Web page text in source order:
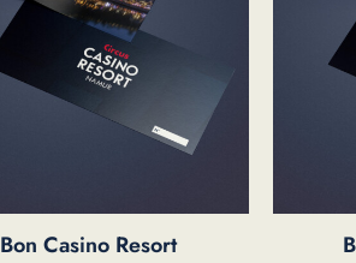
Bon Casino Resort